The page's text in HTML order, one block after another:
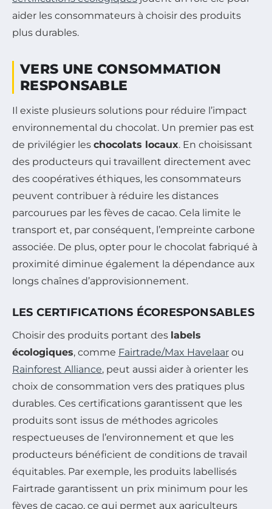
aider les consommateurs à choisir des produits
plus durables.
VERS UNE CONSOMMATION
RESPONSABLE
Il existe plusieurs solutions pour réduire l’impact
environnemental du chocolat. Un premier pas est
de privilégier les chocolats locaux. En choisissant
des producteurs qui travaillent directement avec
des coopératives éthiques, les consommateurs
peuvent contribuer à réduire les distances
parcourues par les fèves de cacao. Cela limite le
transport et, par conséquent, l’empreinte carbone
associée. De plus, opter pour le chocolat fabriqué à
proximité diminue également la dépendance aux
longs chaînes d’approvisionnement.
LES CERTIFICATIONS ÉCORESPONSABLES
Choisir des produits portant des labels
écologiques, comme Fairtrade/Max Havelaar ou
Rainforest Alliance, peut aussi aider à orienter les
choix de consommation vers des pratiques plus
durables. Ces certifications garantissent que les
produits sont issus de méthodes agricoles
respectueuses de l’environnement et que les
producteurs bénéficient de conditions de travail
équitables. Par exemple, les produits labellisés
Fairtrade garantissent un prix minimum pour les
fèves de cacao, ce qui permet aux agriculteurs